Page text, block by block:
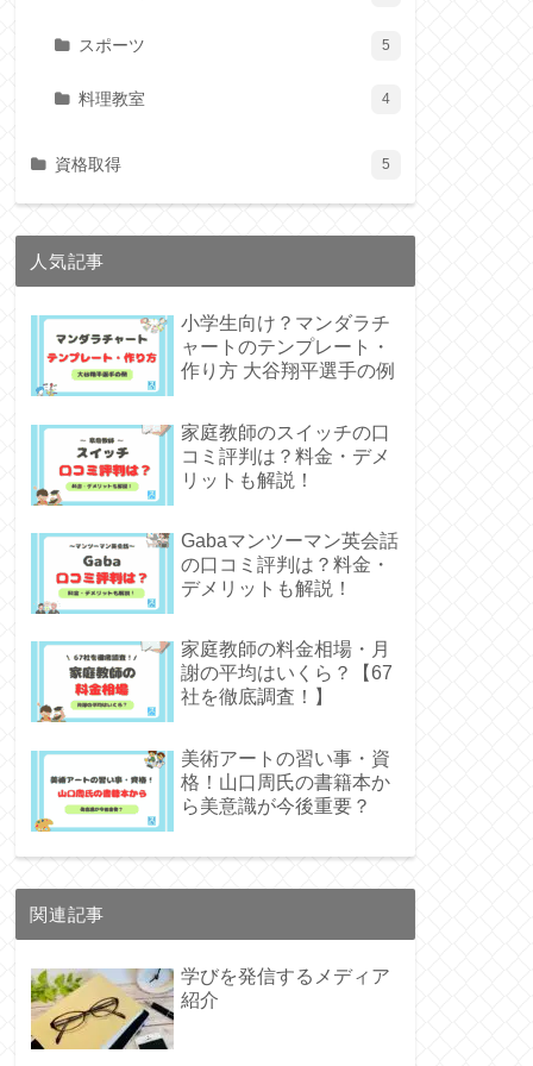
スポーツ 5
料理教室 4
資格取得 5
人気記事
小学生向け？マンダラチ
ャートのテンプレート・
作り方 大谷翔平選手の例
家庭教師のスイッチの口
コミ評判は？料金・デメ
リットも解説！
Gabaマンツーマン英会話
の口コミ評判は？料金・
デメリットも解説！
家庭教師の料金相場・月
謝の平均はいくら？【67
社を徹底調査！】
美術アートの習い事・資
格！山口周氏の書籍本か
ら美意識が今後重要？
関連記事
学びを発信するメディア
紹介